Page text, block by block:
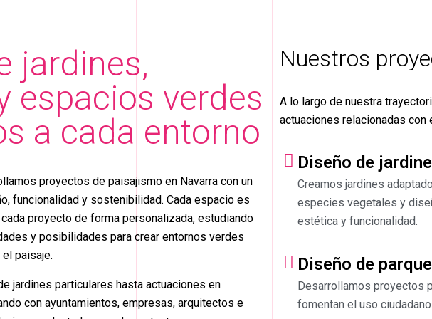
jardines,
espacios verdes
a cada entorno
proyectos de paisajismo en Navarra con un
funcionalidad y sostenibilidad. Cada espacio es
proyecto de forma personalizada, estudiando
y posibilidades para crear entornos verdes
paisaje.
jardines particulares hasta actuaciones en
con ayuntamientos, empresas, arquitectos e
Nuestros
A lo largo de nuestra
actuaciones relacionadas
Diseño de
Creamos jardines
especies vegetales y
estética y funcionalidad.
Diseño de
Desarrollamos proyectos
fomentan el uso